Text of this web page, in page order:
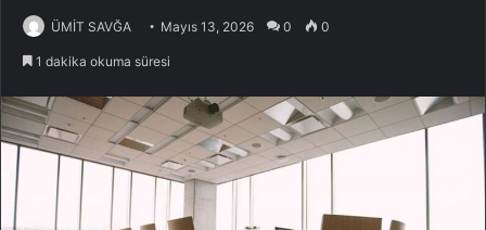
ÜMİT SAVĞA Mayıs 13, 2026 0 0
1 dakika okuma süresi